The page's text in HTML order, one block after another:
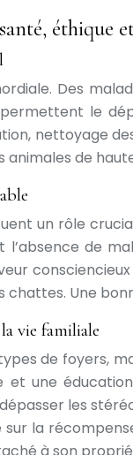
éthique
Des
le
nettoyage
de
un rôle
de
Une
vie familiale
de foyers,
et une
les
sur la